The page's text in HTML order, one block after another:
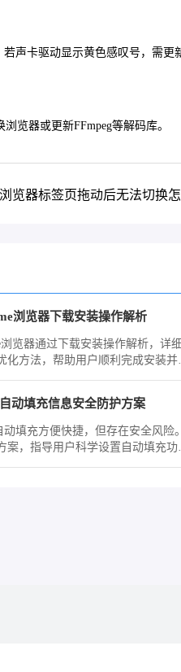
声卡驱动显示黄色感叹号，需更
览器或更新FFmpeg等解码库。
览器标签页拖动后无法切换
浏览器下载安装操作解析
浏览器通过下载安装操作解析，详
化方法，帮助用户顺利完成安装并
动填充信息安全防护方案
动填充方便快捷，但存在安全风险
案，指导用户科学设置自动填充功